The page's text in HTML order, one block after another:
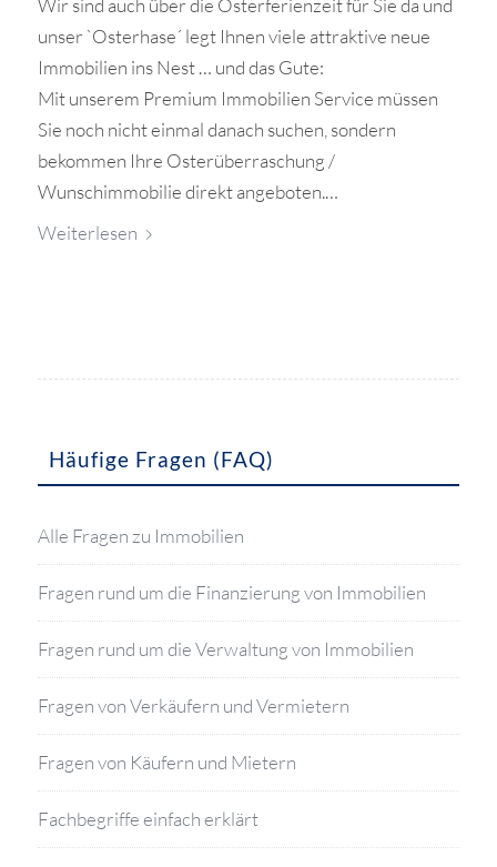
Wir sind auch über die Osterferienzeit für Sie da und
unser `Osterhase´ legt Ihnen viele attraktive neue
Immobilien ins Nest … und das Gute:
Mit unserem Premium Immobilien Service müssen
Sie noch nicht einmal danach suchen, sondern
bekommen Ihre Osterüberraschung /
Wunschimmobilie direkt angeboten.…
Weiterlesen
Häufige Fragen (FAQ)
Alle Fragen zu Immobilien
Fragen rund um die Finanzierung von Immobilien
Fragen rund um die Verwaltung von Immobilien
Fragen von Verkäufern und Vermietern
Fragen von Käufern und Mietern
Fachbegriffe einfach erklärt